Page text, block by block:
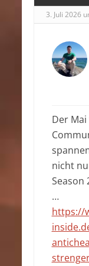
3. Juli 2026
Der
nicht
Season
…
https://